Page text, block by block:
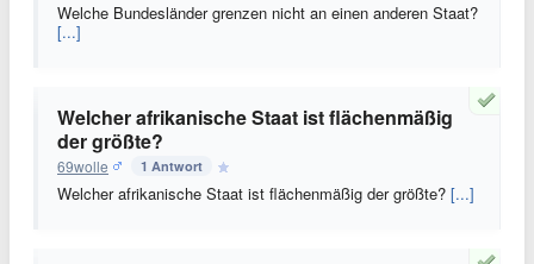
Welche Bundesländer grenzen nicht an einen anderen Staat?
[...]
Welcher afrikanische Staat ist flächenmäßig
der größte?
69wolle 1 Antwort
Welcher afrikanische Staat ist flächenmäßig der größte? [...]